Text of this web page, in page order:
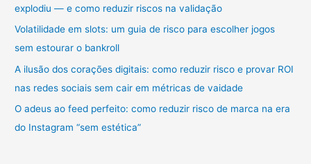
r
p
o
explodiu — e como reduzir riscos na validação
Volatilidade em slots: um guia de risco para escolher jogos
sem estourar o bankroll
A ilusão dos corações digitais: como reduzir risco e provar ROI
nas redes sociais sem cair em métricas de vaidade
O adeus ao feed perfeito: como reduzir risco de marca na era
do Instagram “sem estética”